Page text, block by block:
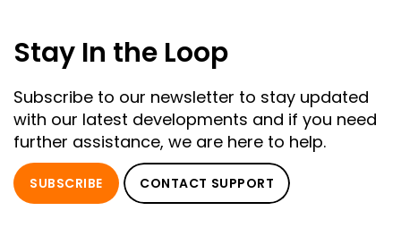
Stay In the Loop
Subscribe to our newsletter to stay updated
with our latest developments and if you need
further assistance, we are here to help.
SUBSCRIBE CONTACT SUPPORT